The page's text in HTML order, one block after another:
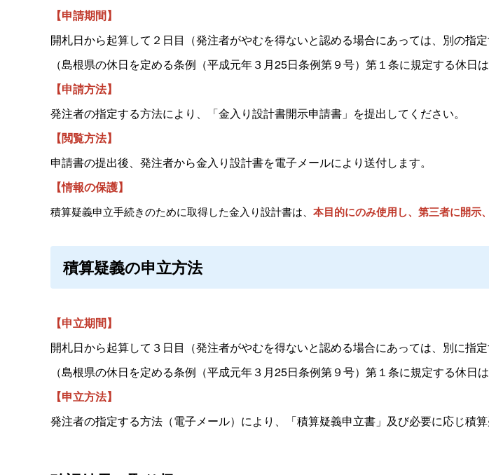
【申請期間】
開札日から起算して２日目（発注者がやむを得ないと認める場合にあっては、別の指
（島根県の休日を定める条例（平成元年３月25日条例第９号）第１条に規定する休日
【申請方法】
発注者の指定する方法により、「金入り設計書開示申請書」を提出してください。
【閲覧方法】
申請書の提出後、発注者から金入り設計書を電子メールにより送付します。
【情報の保護】
積算疑義申立手続きのために取得した金入り設計書は、 本目的にのみ使用し、第三者に開示
積算疑義の申立方法
【申立期間】
開札日から起算して３日目（発注者がやむを得ないと認める場合にあっては、別に指
（島根県の休日を定める条例（平成元年３月25日条例第９号）第１条に規定する休日
【申立方法】
発注者の指定する方法（電子メール）により、「積算疑義申立書」及び必要に応じ積